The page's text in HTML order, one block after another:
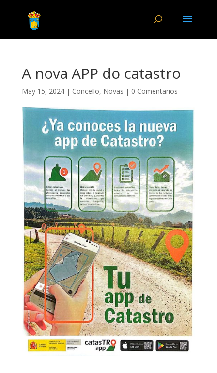
A nova APP do catastro
May 15, 2024| Concello, Novas | 0 Comentarios